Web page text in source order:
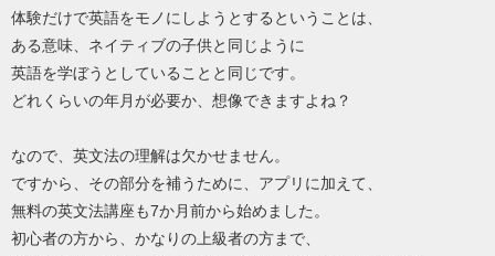
体験だけで英語をモノにしようとするということは、
ある意味、ネイティブの子供と同じように
英語を学ぼうとしていることと同じです。
どれくらいの年月が必要か、想像できますよね？
なので、英文法の理解は欠かせません。
ですから、その部分を補うために、アプリに加えて、
無料の英文法講座も7か月前から始めました。
初心者の方から、かなりの上級者の方まで、